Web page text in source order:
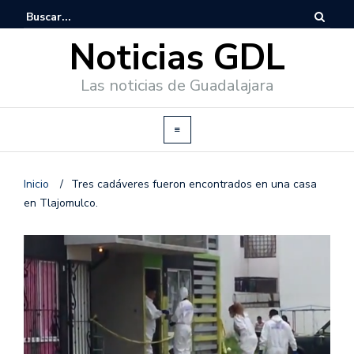
Noticias GDL
Las noticias de Guadalajara
Inicio / Tres cadáveres fueron encontrados en una casa
en Tlajomulco.